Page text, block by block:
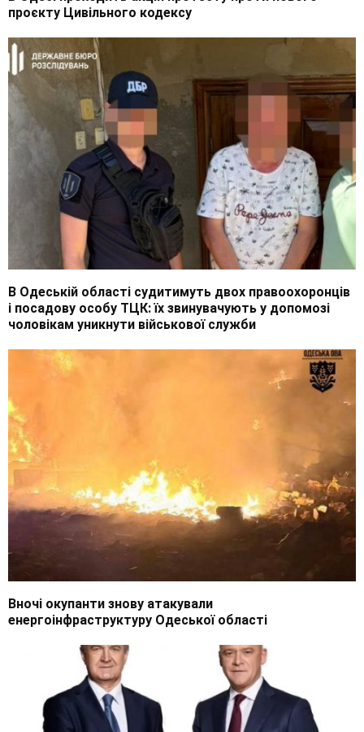
проєкту Цивільного кодексу
В Одеській області судитимуть двох правоохоронців
і посадову особу ТЦК: їх звинувачують у допомозі
чоловікам уникнути військової служби
Вночі окупанти знову атакували
енергоінфраструктуру Одеської області